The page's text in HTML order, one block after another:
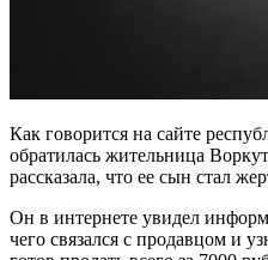
Как говорится на сайте
обратилась жительница
рассказала, что ее сын стал
Он в интернете увидел
чего связался с продавцом и